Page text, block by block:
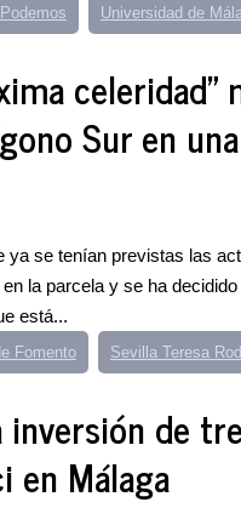
Universidad de
celeridad"
Sur en
ya se tenían previstas las
la parcela y se ha
está...
Fomento Sevilla Teresa
inversión de
en Málaga